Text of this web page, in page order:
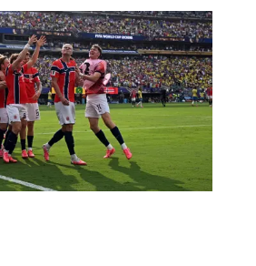
merayakan gol yang dicetak
Brasil dalam laga 16 Besar
New York/New Jersey Stadium,
hari WIB. (Jewel SAMAD /